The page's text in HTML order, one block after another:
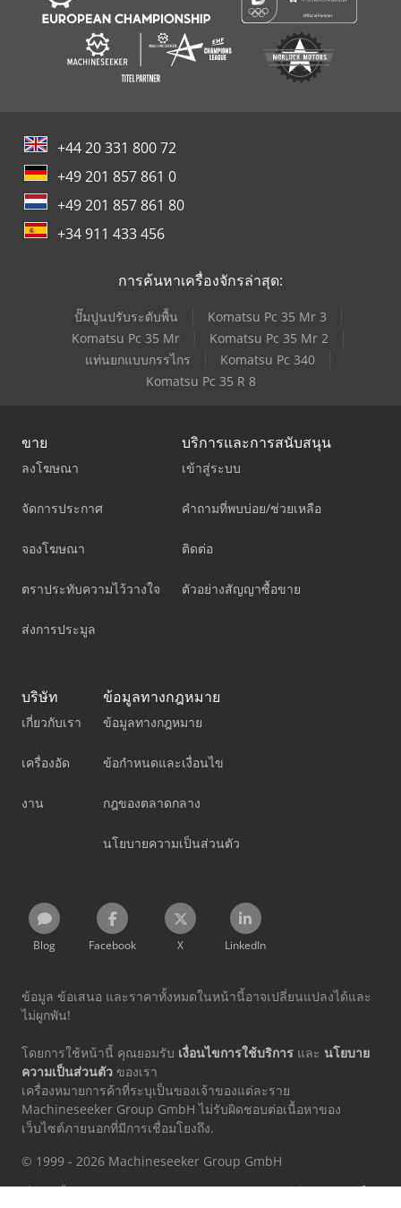
+44 20 331 800 72
+49 201 857 861 0
+49 201 857 861 80
+34 911 433 456
การค้นหาเครื่องจักรล่าสุด:
ปั๊มปูนปรับระดับพื้น
Komatsu Pc 35 Mr 3
Komatsu Pc 35 Mr
Komatsu Pc 35 Mr 2
แท่นยกแบบกรรไกร
Komatsu Pc 340
Komatsu Pc 35 R 8
ขาย
ลงโฆษณา
จัดการประกาศ
จองโฆษณา
ตราประทับความไว้วางใจ
ส่งการประมูล
บริการและการสนับสนุน
เข้าสู่ระบบ
คำถามที่พบบ่อย/ช่วยเหลือ
ติดต่อ
ตัวอย่างสัญญาซื้อขาย
บริษัท
เกี่ยวกับเรา
เครื่องอัด
งาน
ข้อมูลทางกฎหมาย
ข้อมูลทางกฎหมาย
ข้อกำหนดและเงื่อนไข
กฎของตลาดกลาง
นโยบายความเป็นส่วนตัว
Blog Facebook X LinkedIn
ข้อมูล ข้อเสนอ และราคาทั้งหมดในหน้านี้อาจเปลี่ยนแปลงได้และ
ไม่ผูกพัน!
โดยการใช้หน้านี้ คุณยอมรับ เงื่อนไขการใช้บริการ และ นโยบาย
ความเป็นส่วนตัว ของเรา
เครื่องหมายการค้าที่ระบุเป็นของเจ้าของแต่ละราย
Machineseeker Group GmbH ไม่รับผิดชอบต่อเนื้อหาของ
เว็บไซต์ภายนอกที่มีการเชื่อมโยงถึง.
© 1999 - 2026 Machineseeker Group GmbH